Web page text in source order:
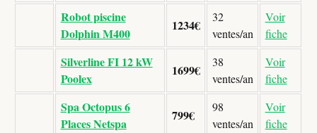
Robot piscine
Dolphin M400
1234€
32
ventes/an
Voir
fiche
Silverline FI 12 kW
Poolex
1699€
38
ventes/an
Voir
fiche
Spa Octopus 6
Places Netspa
799€
98
ventes/an
Voir
fiche